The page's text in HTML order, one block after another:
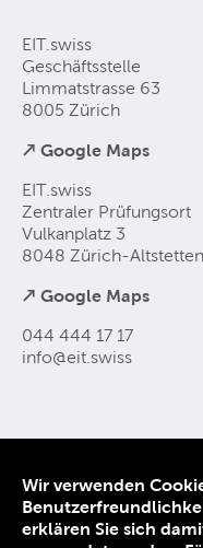
EIT.swiss
Geschäftsstelle
Limmatstrasse 63
8005 Zürich
↗ Google Maps
EIT.swiss
Zentraler Prüfungsort
Vulkanplatz 3
8048 Zürich-Altstetten
↗ Google Maps
044 444 17 17
info@eit swiss
Kontakt und Anfahrt
Datenschutz
Wir verwenden
erklären Sie sich